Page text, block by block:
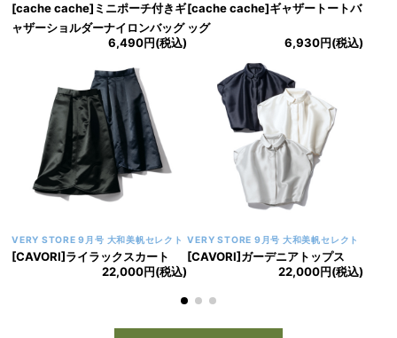
[cache cache]ミニポーチ付きギ
ャザーショルダーナイロンバッグ
6,490円(税込)
[cache cache]ギャザートートバ
ッグ
6,930円(税込)
VERY STORE 9月号 大和美帆セレクト
[CAVORI]ライラックスカート
22,000円(税込)
VERY STORE 9月号 大和美帆セレクト
[CAVORI]ガーデニアトップス
22,000円(税込)